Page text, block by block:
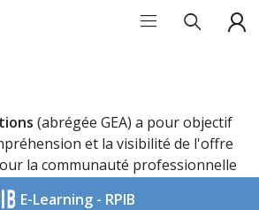
E-Learning - RPIB
(abrégée GEA) a pour objectif
et la visibilité de l'offre
la communauté professionnelle
non spécialisées en addictologie.